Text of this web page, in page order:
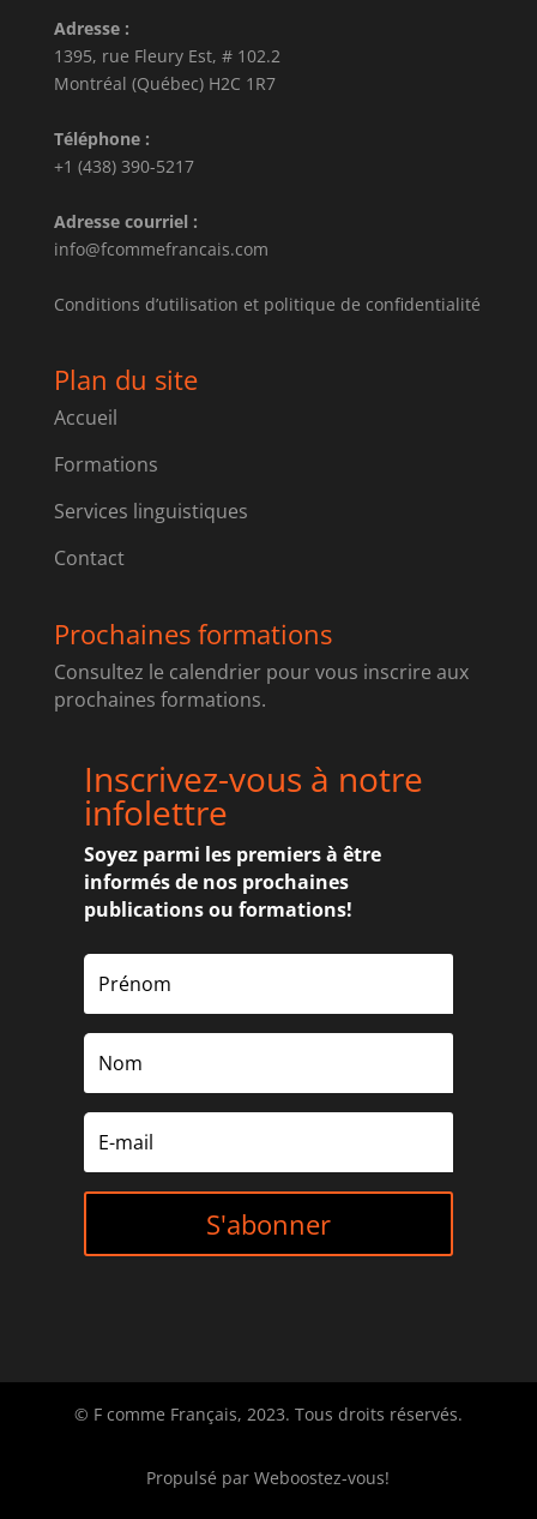
Adresse :
1395, rue Fleury Est, # 102.2
Montréal (Québec) H2C 1R7
Téléphone :
+1 (438) 390-5217
Adresse courriel :
info@fcommefrancais.com
Conditions d’utilisation et politique de confidentialité
Plan du site
Accueil
Formations
Services linguistiques
Contact
Prochaines formations
Consultez le calendrier pour vous inscrire aux
prochaines formations.
Inscrivez-vous à notre
infolettre
Soyez parmi les premiers à être
informés de nos prochaines
publications ou formations!
S'abonner
© F comme Français, 2023. Tous droits réservés.
Propulsé parWeboostez-vous!